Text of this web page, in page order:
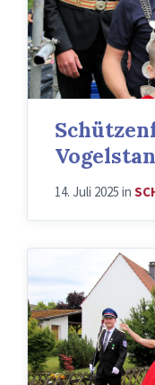
14. Juli 2025 in